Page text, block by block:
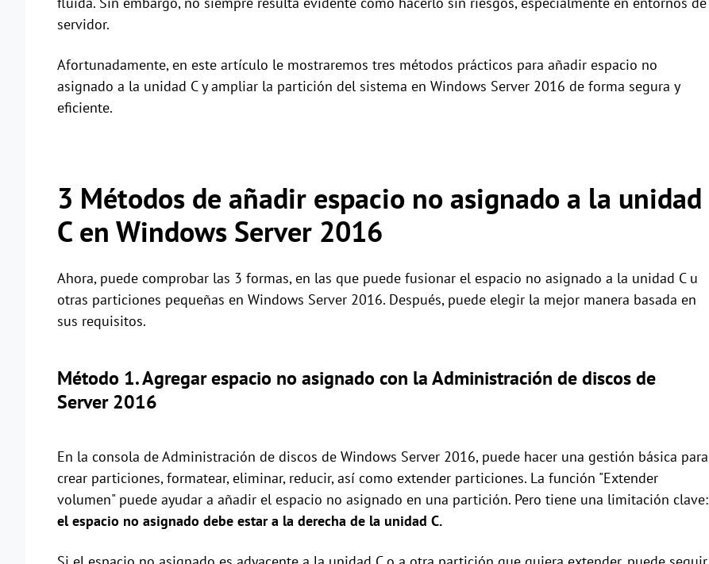
servidor.
Afortunadamente, en este artículo le mostraremos tres métodos prácticos para añadir espacio no
asignado a la unidad C y ampliar la partición del sistema en Windows Server 2016 de forma segura y
eficiente.
3 Métodos de añadir espacio no asignado a la unidad
C en Windows Server 2016
Ahora, puede comprobar las 3 formas, en las que puede fusionar el espacio no asignado a la unidad C u
otras particiones pequeñas en Windows Server 2016. Después, puede elegir la mejor manera basada en
sus requisitos.
Método 1. Agregar espacio no asignado con la Administración de discos de
Server 2016
En la consola de Administración de discos de Windows Server 2016, puede hacer una gestión básica para
crear particiones, formatear, eliminar, reducir, así como extender particiones. La función "Extender
volumen" puede ayudar a añadir el espacio no asignado en una partición. Pero tiene una limitación clave:
el espacio no asignado debe estar a la derecha de la unidad C.